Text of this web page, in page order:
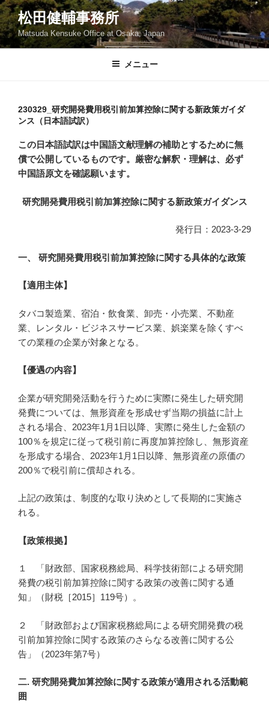
コ
ン
テ
ン
松田健輔事務所
Matsuda Kensuke Office at Osaka, Japan
メニュー
230329_研究開発費用税引前加算控除に関する新政策ガイダ
ンス（日本語試訳）
この日本語試訳は中国語文献理解の補助とするために無
償で公開しているものです。厳密な解釈・理解は、必ず
中国語原文を確認願います。
研究開発費用税引前加算控除に関する新政策ガイダンス
発行日：2023-3-29
一、 研究開発費用税引前加算控除に関する具体的な政策
【適用主体】
タバコ製造業、宿泊・飲食業、卸売・小売業、不動産
業、レンタル・ビジネスサービス業、娯楽業を除くすべ
ての業種の企業が対象となる。
【優遇の内容】
企業が研究開発活動を行うために実際に発生した研究開
発費については、無形資産を形成せず当期の損益に計上
される場合、2023年1月1日以降、実際に発生した金額の
100％を規定に従って税引前に再度加算控除し、無形資産
を形成する場合、2023年1月1日以降、無形資産の原価の
200％で税引前に償却される。
上記の政策は、制度的な取り決めとして長期的に実施さ
れる。
【政策根拠】
１ 「財政部、国家税務総局、科学技術部による研究開
発費の税引前加算控除に関する政策の改善に関する通
知」（財税［2015］119号）。
２ 「財政部および国家税務総局による研究開発費の税
引前加算控除に関する政策のさらなる改善に関する公
告」（2023年第7号）
二. 研究開発費加算控除に関する政策が適用される活動範
囲